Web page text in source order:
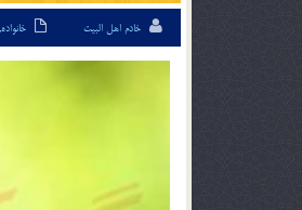
خادم اهل البیت خانواده